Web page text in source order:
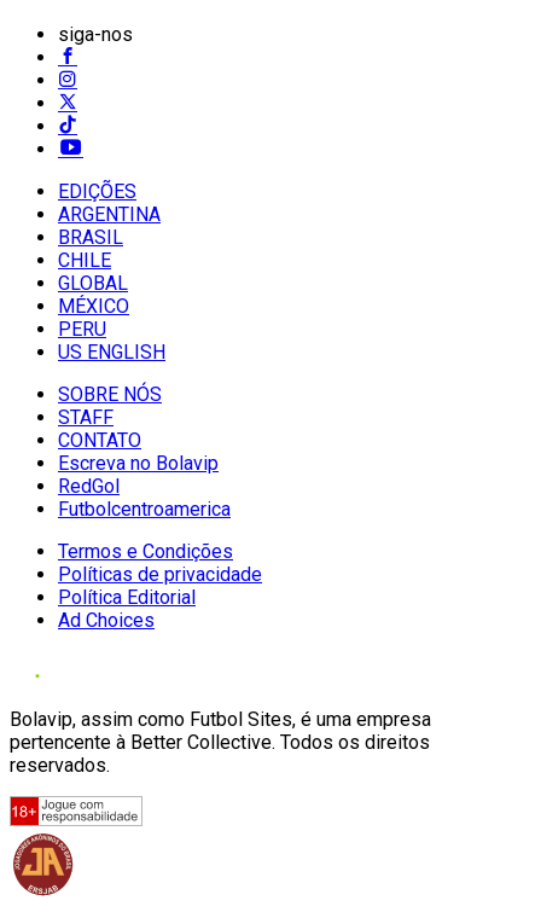
siga-nos
EDIÇÕES
ARGENTINA
BRASIL
CHILE
GLOBAL
MÉXICO
PERU
US ENGLISH
SOBRE NÓS
STAFF
CONTATO
Escreva no Bolavip
RedGol
Futbolcentroamerica
Termos e Condições
Políticas de privacidade
Política Editorial
Ad Choices
Bolavip, assim como Futbol Sites, é uma empresa
pertencente à Better Collective. Todos os direitos
reservados.